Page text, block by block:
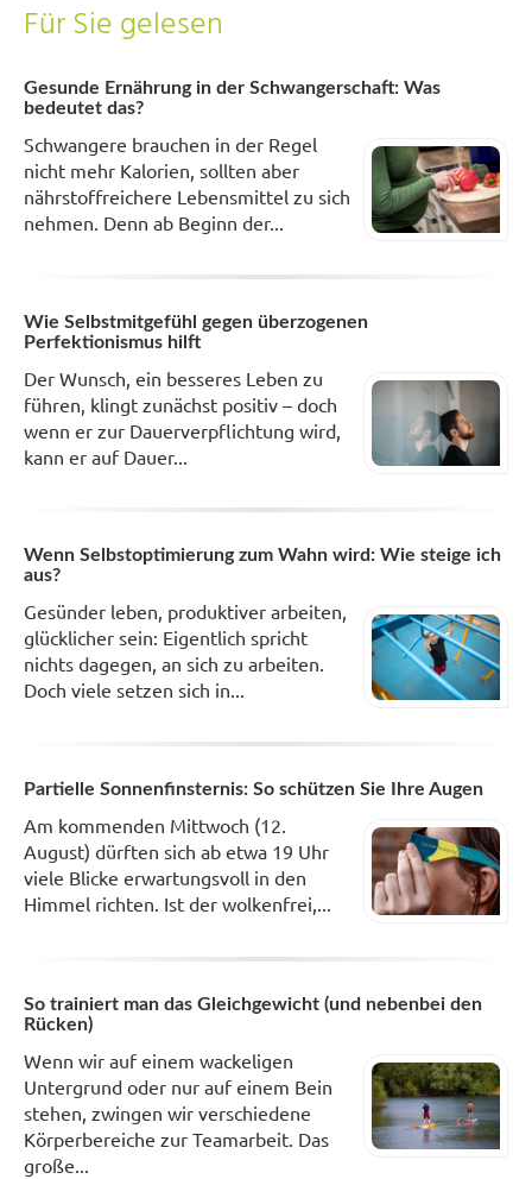
Für Sie gelesen
Gesunde Ernährung in der Schwangerschaft: Was
bedeutet das?
Schwangere brauchen in der Regel
nicht mehr Kalorien, sollten aber
nährstoffreichere Lebensmittel zu sich
nehmen. Denn ab Beginn der...
Wie Selbstmitgefühl gegen überzogenen
Perfektionismus hilft
Der Wunsch, ein besseres Leben zu
führen, klingt zunächst positiv – doch
wenn er zur Dauerverpflichtung wird,
kann er auf Dauer...
Wenn Selbstoptimierung zum Wahn wird: Wie steige ich
aus?
Gesünder leben, produktiver arbeiten,
glücklicher sein: Eigentlich spricht
nichts dagegen, an sich zu arbeiten.
Doch viele setzen sich in...
Partielle Sonnenfinsternis: So schützen Sie Ihre Augen
Am kommenden Mittwoch (12.
August) dürften sich ab etwa 19 Uhr
viele Blicke erwartungsvoll in den
Himmel richten. Ist der wolkenfrei,...
So trainiert man das Gleichgewicht (und nebenbei den
Rücken)
Wenn wir auf einem wackeligen
Untergrund oder nur auf einem Bein
stehen, zwingen wir verschiedene
Körperbereiche zur Teamarbeit. Das
große...